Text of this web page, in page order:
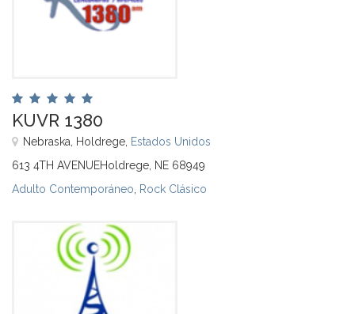
KUVR 1380
Nebraska, Holdrege, Estados Unidos
613 4TH AVENUEHoldrege, NE 68949
Adulto Contemporáneo Rock Clásico